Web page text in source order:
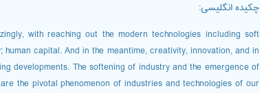
چکیده انگلیسی:
with reaching out the modern technologies including soft
capital. And in the meantime, creativity, innovation, and in
developments. The softening of industry and the emergence of
the pivotal phenomenon of industries and technologies of our